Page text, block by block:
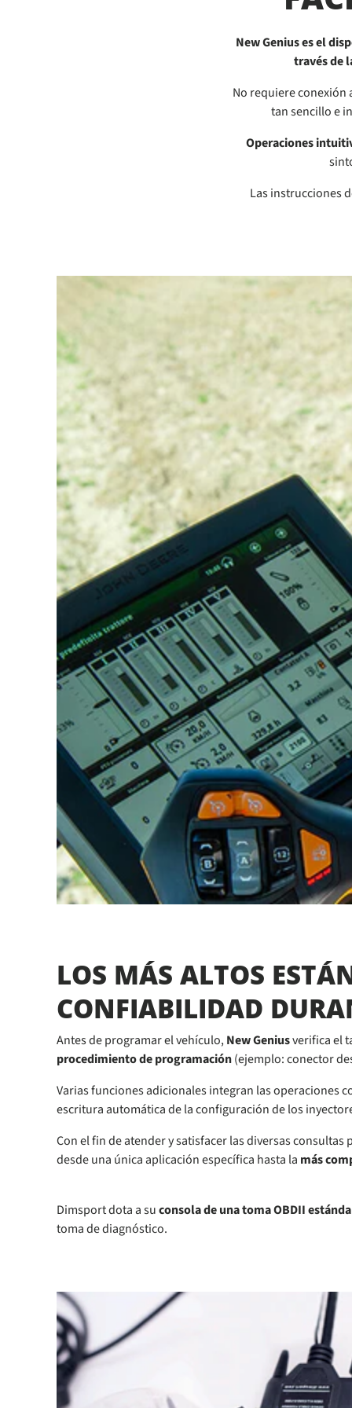
New Genius es el
través de
No requiere conexión
tan sencillo e
Operaciones
Las instrucciones
LOS MÁS ALTOS
CONFIABILIDAD
Antes de programar el vehículo,New Geniusverifica el
procedimiento de programación(ejemplo: conector
Varias funciones adicionales integran las operaciones
escritura automática de la configuración de los
Con el fin de atender y satisfacer las diversas
desde una única aplicación específica hasta la más
Dimsport dota a suconsola de una toma OBDII
toma de diagnóstico.